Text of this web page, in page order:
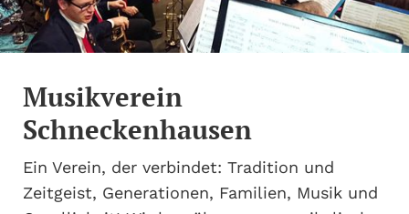
Musikverein
Schneckenhausen
Ein Verein, der verbindet: Tradition und
Zeitgeist, Generationen, Familien, Musik und